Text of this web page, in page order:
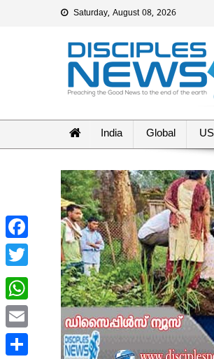
Saturday, August 08, 2026
India Global
Facebook
Twitter
WhatsApp
Email